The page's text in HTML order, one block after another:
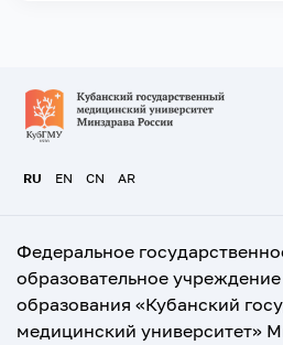
RU EN CN AR
Федеральное
образовательное
образования «Кубанский
медицинский университет»